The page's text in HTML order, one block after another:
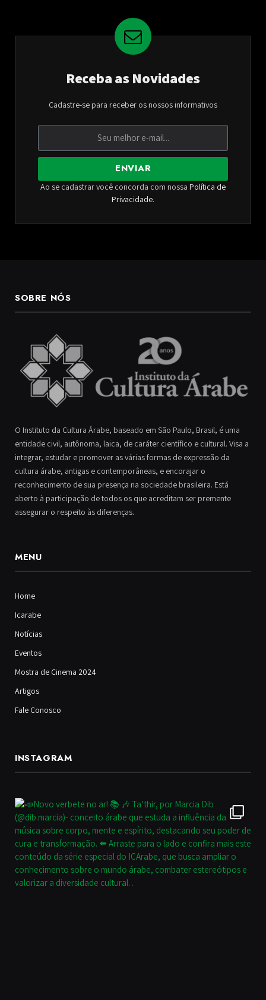
Receba as Novidades
Cadastre-se para receber os nossos informativos
ENVIAR
Ao se cadastrar você concorda com nossa Política de
Privacidade.
SOBRE NÓS
O Instituto da Cultura Árabe, baseado em São Paulo, Brasil, é uma
entidade civil, autônoma, laica, de caráter científico e cultural. Visa a
integrar, estudar e promover as várias formas de expressão da
cultura árabe, antigas e contemporâneas, e encorajar o
reconhecimento de sua presença na sociedade brasileira. Está
aberto à participação de todos os que acreditam ser premente
assegurar o respeito às diferenças.
MENU
Home
Icarabe
Notícias
Eventos
Mostra de Cinema 2024
Artigos
Fale Conosco
INSTAGRAM